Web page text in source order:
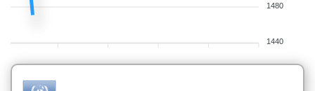
1480
1440